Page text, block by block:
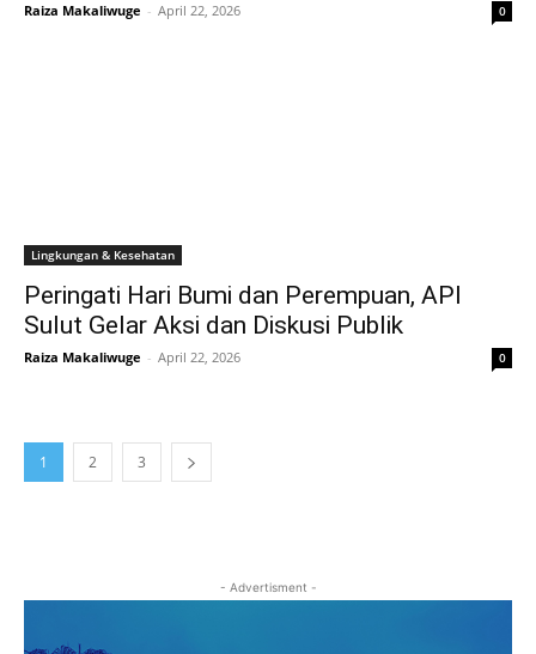
Raiza Makaliwuge - April 22, 2026 0
Lingkungan & Kesehatan
Peringati Hari Bumi dan Perempuan, API
Sulut Gelar Aksi dan Diskusi Publik
Raiza Makaliwuge - April 22, 2026 0
1 2 3
- Advertisment -